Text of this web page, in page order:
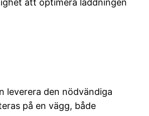
leverera den nödvändiga
på en vägg, både